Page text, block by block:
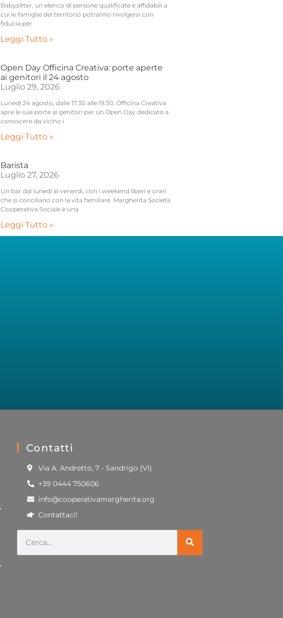
Babysitter, un elenco di persone qualificate e affidabili a
cui le famiglie del territorio potranno rivolgersi con
fiducia per
Leggi Tutto »
Open Day Officina Creativa: porte aperte
ai genitori il 24 agosto
Luglio 29, 2026
Lunedì 24 agosto, dalle 17.30 alle 19.30, Officina Creativa
apre le sue porte ai genitori per un Open Day dedicato a
conoscere da vicino i
Leggi Tutto »
Barista
Luglio 27, 2026
Un bar dal lunedì al venerdì, con i weekend liberi e orari
che si conciliano con la vita familiare. Margherita Società
Cooperativa Sociale è una
Leggi Tutto »
Contatti
Via A. Andretto, 7 - Sandrigo (VI)
+39 0444 750606
info@cooperativamargherita.org
Contattaci!